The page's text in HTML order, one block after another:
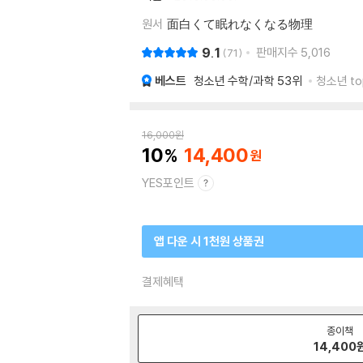
원서 面白くて眠れなくなる物理
9.1 71 판매지수 5,016
베스트 청소년 수학/과학 53위 청소년
16,000원
10 14,400
YES포인트
앱 다운 시 1천원 상품권
결제혜택
종이책
14,400